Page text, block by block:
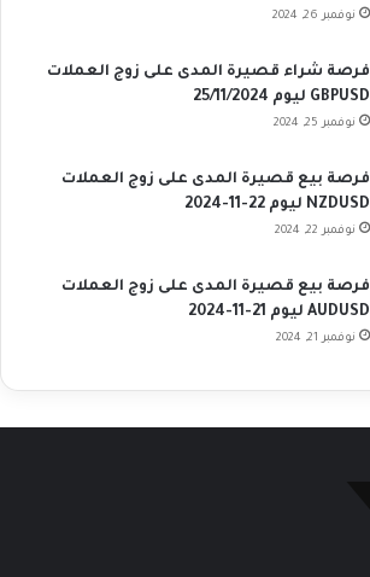
نوفمبر 26, 2024
فرصة شراء قصيرة المدى على زوج العملات
GBPUSD ليوم 25/11/2024
نوفمبر 25, 2024
فرصة بيع قصيرة المدى على زوج العملات
NZDUSD ليوم 22-11-2024
نوفمبر 22, 2024
فرصة بيع قصيرة المدى على زوج العملات
AUDUSD ليوم 21-11-2024
نوفمبر 21, 2024